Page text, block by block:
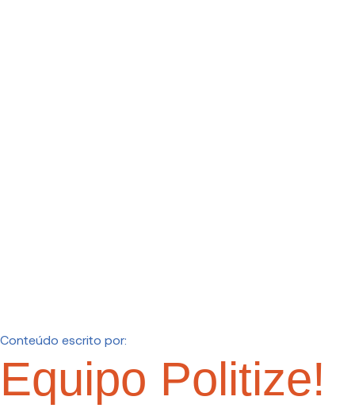
Conteúdo escrito por:
Equipo Politize!